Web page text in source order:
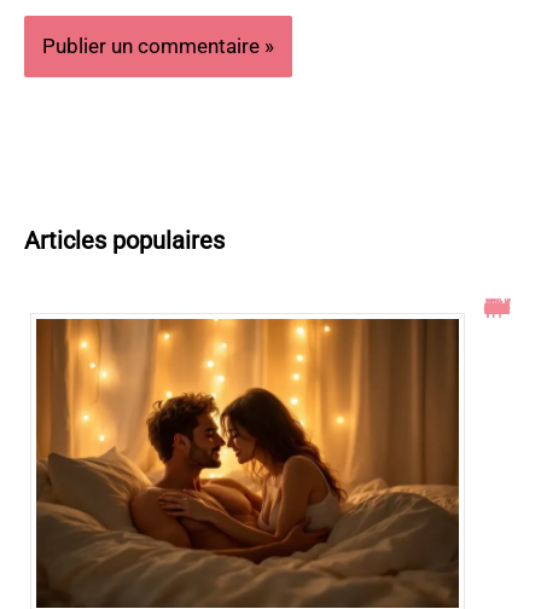
Articles populaires
Toucher le col de l’utérus pendant un rapport : ce qu’il faut savoir